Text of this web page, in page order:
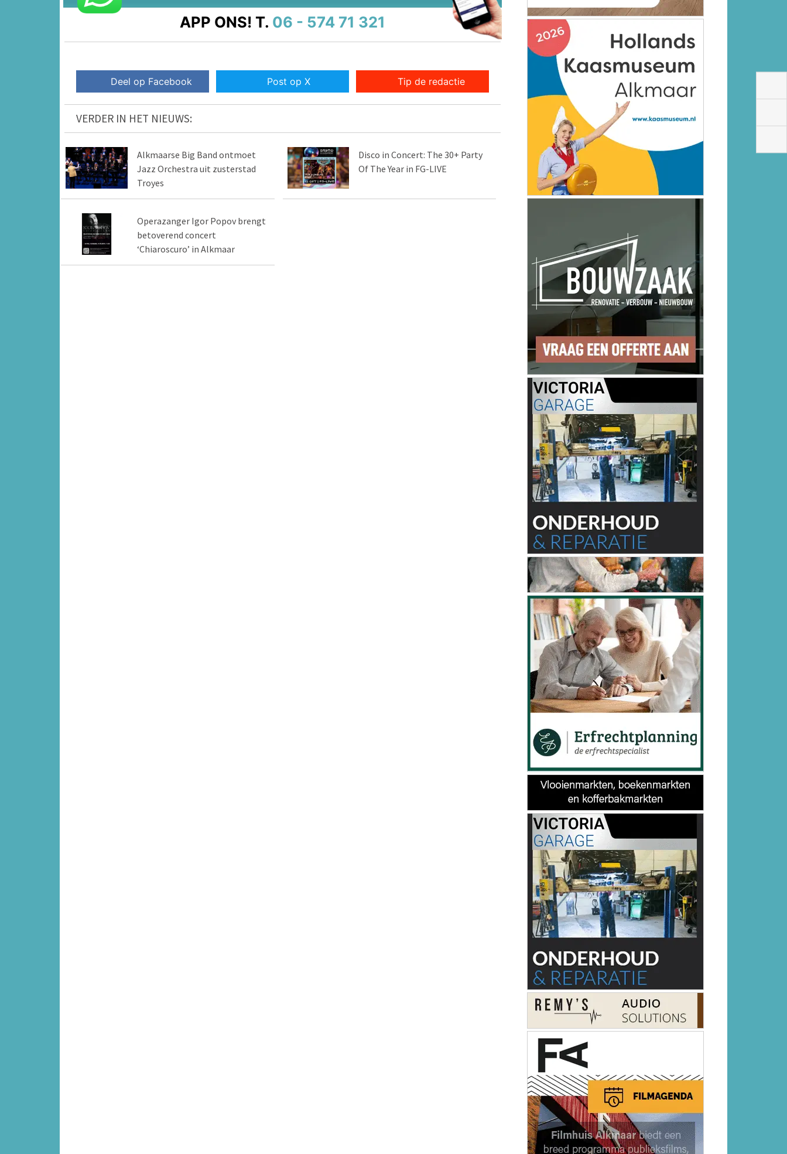
APP ONS! T. 06 - 574 71 321
Deel op Facebook Post op X Tip de redactie
VERDER IN HET NIEUWS:
Alkmaarse Big Band ontmoet
Jazz Orchestra uit zusterstad
Troyes
Disco in Concert: The 30+ Party
Of The Year in FG-LIVE
Operazanger Igor Popov brengt
betoverend concert
‘Chiaroscuro’ in Alkmaar